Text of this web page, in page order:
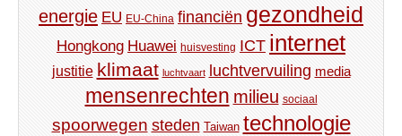
energie EU EU-China financiën gezondheid
Hongkong Huawei huisvesting ICT internet
justitie klimaat luchtvaart luchtvervuiling media
mensenrechten milieu sociaal
spoorwegen steden Taiwan technologie